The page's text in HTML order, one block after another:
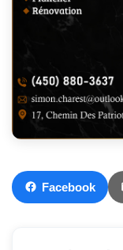
Facebook